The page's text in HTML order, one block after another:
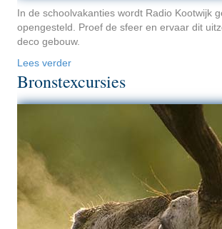
In de schoolvakanties wordt Radio Kootwijk
opengesteld. Proef de sfeer en ervaar dit
deco gebouw.
Lees verder
Bronstexcursies